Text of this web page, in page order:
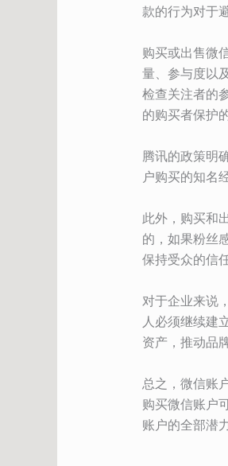
款的行为对于
购买或出售微
量、参与度以
检查关注者的
的购买者保护
腾讯的政策明
户购买的知名
此外，购买和
的，如果粉丝
保持受众的信任
对于企业来说
人必须继续建
资产，推动品
总之，微信账
购买微信账户
账户的全部潜